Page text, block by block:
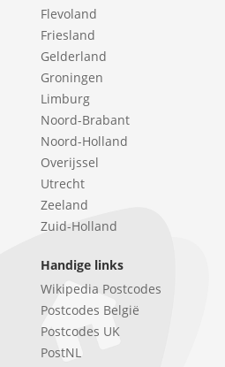
Flevoland
Friesland
Gelderland
Groningen
Limburg
Noord-Brabant
Noord-Holland
Overijssel
Utrecht
Zeeland
Zuid-Holland
Handige links
Wikipedia Postcodes
Postcodes België
Postcodes UK
PostNL